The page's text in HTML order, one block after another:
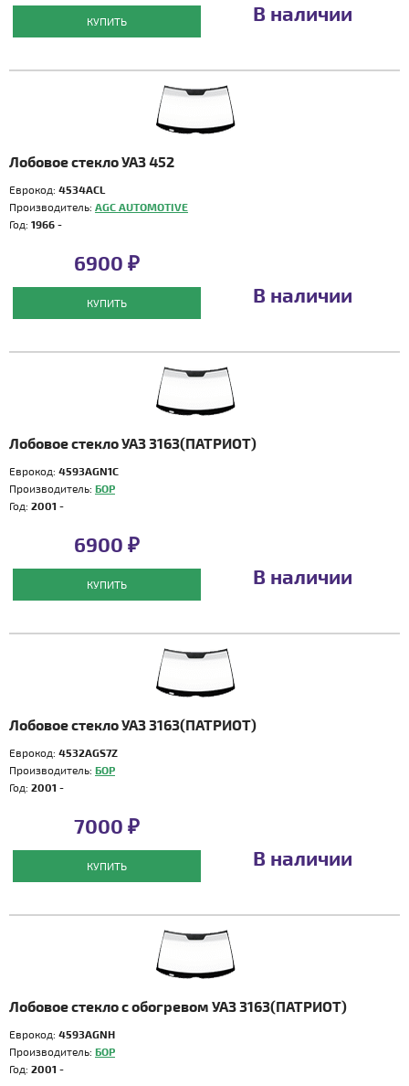
КУПИТЬ В наличии
Лобовое стекло УАЗ 452
Еврокод: 4534ACL
Производитель: AGC AUTOMOTIVE
Год: 1966 -
6900 ₽
КУПИТЬ В наличии
Лобовое стекло УАЗ 3163(ПАТРИОТ)
Еврокод: 4593AGN1C
Производитель: БОР
Год: 2001 -
6900 ₽
КУПИТЬ В наличии
Лобовое стекло УАЗ 3163(ПАТРИОТ)
Еврокод: 4532AGS7Z
Производитель: БОР
Год: 2001 -
7000 ₽
КУПИТЬ В наличии
Лобовое стекло с обогревом УАЗ 3163(ПАТРИОТ)
Еврокод: 4593AGNH
Производитель: БОР
Год: 2001 -